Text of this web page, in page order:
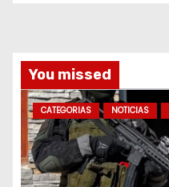
You missed
CATEGORIAS NOTICIAS